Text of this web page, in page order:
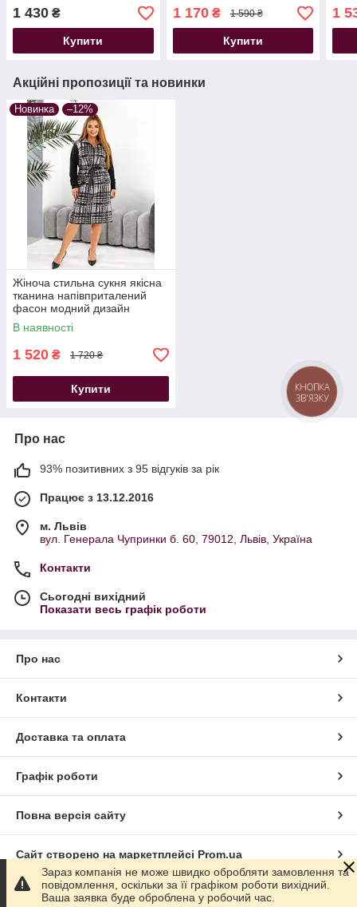
1 430 ₴
Купити
1 170₴ 1 590 ₴
Купити
1
Акційні пропозиції та новинки
Новинка –12%
Жіноча стильна сукня якісна
тканина напівприталений
фасон модний дизайн
В наявності
1 520 ₴ 1 720 ₴
Купити
Про нас
93% позитивних з 95 відгуків за рік
Працює з 13.12.2016
м. Львів
вул. Генерала Чупринки б. 60, 79012, Львів, Україна
Контакти
Сьогодні вихідний
Показати весь графік роботи
Про нас
Контакти
Доставка та оплата
Графік роботи
Повна версія сайту
Сайт створено на маркетплейсі Prom.ua
Політика конфіденційності
Зараз компанія не може швидко обробляти замовлення та
повідомлення, оскільки за її графіком роботи вихідний.
Ваша заявка буде оброблена у робочий час.
КНОПКА
ЗВ'ЯЗКУ